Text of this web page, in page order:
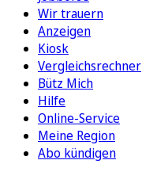
Wir trauern
Anzeigen
Kiosk
Vergleichsrechner
Bütz Mich
Hilfe
Online-Service
Meine Region
Abo kündigen